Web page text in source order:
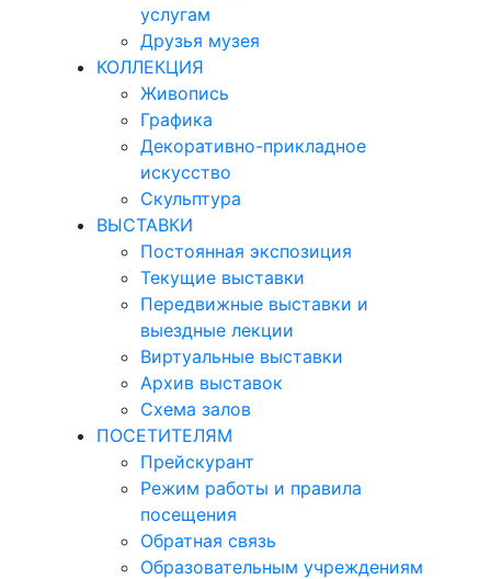
услугам
Друзья музея
КОЛЛЕКЦИЯ
Живопись
Графика
Декоративно-прикладное
искусство
Скульптура
ВЫСТАВКИ
Постоянная экспозиция
Текущие выставки
Передвижные выставки и
выездные лекции
Виртуальные выставки
Архив выставок
Схема залов
ПОСЕТИТЕЛЯМ
Прейскурант
Режим работы и правила
посещения
Обратная связь
Образовательным учреждениям